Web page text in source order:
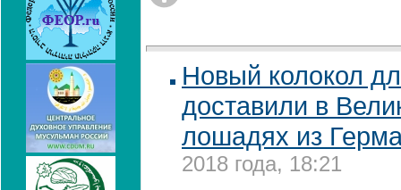
Новый колокол
доставили в
лошадях из
2018 года, 18:21